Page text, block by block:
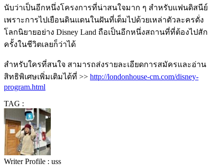
นับว่าเป็นอีกหนึ่งโครงการที่น่าสนใจมาก ๆ สำหรับแฟนดิสนีย์
เพราะการไปเยือนดินแดนในฝันที่เต็มไปด้วยเหล่าตัวละครดั่ง
โลกนิยายอย่าง Disney Land ถือเป็นอีกหนึ่งสถานที่ที่ต้องไปสัก
ครั้งในชีวิตเลยก็ว่าได้
สำหรับใครที่สนใจ สามารถส่งรายละเอียดการสมัครและอ่าน
สิทธิพิเศษเพิ่มเติมได้ที่ >> http://londonhouse-cm.com/disney-
program.html
TAG :
Writer Profile : uss